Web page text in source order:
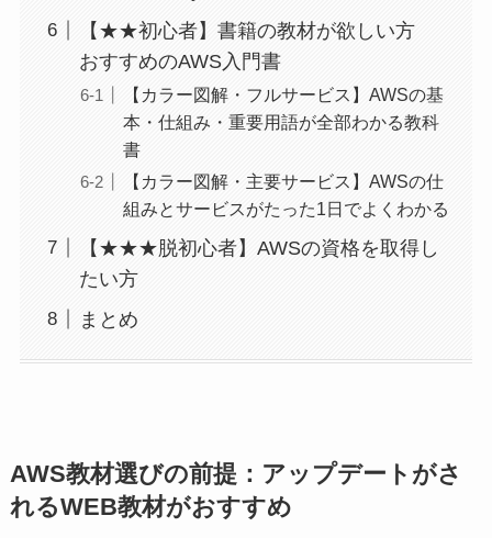
【★★初心者】書籍の教材が欲しい方
おすすめのAWS入門書
【カラー図解・フルサービス】AWSの基
本・仕組み・重要用語が全部わかる教科
書
【カラー図解・主要サービス】AWSの仕
組みとサービスがたった1日でよくわかる
【★★★脱初心者】AWSの資格を取得し
たい方
まとめ
AWS教材選びの前提：アップデートがさ
れるWEB教材がおすすめ